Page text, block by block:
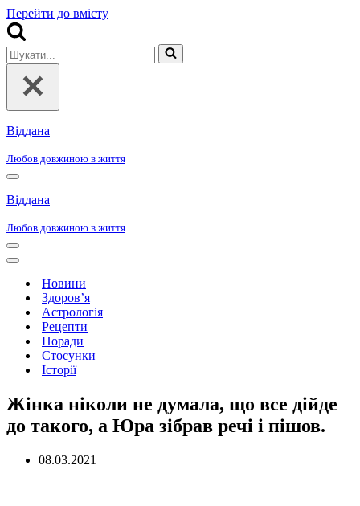
Перейти до вмісту
Шукати...
Віддана
Любов довжиною в життя
Меню
навігації
Віддана
Любов довжиною в життя
Меню
навігації
Меню
навігаціїНовини
Здоров’я
Астрологія
Рецепти
Поради
Стосунки
Історії
Жінка ніколи не думала, що все дійде
до такого, а Юра зібрав речі і пішов.
08.03.2021